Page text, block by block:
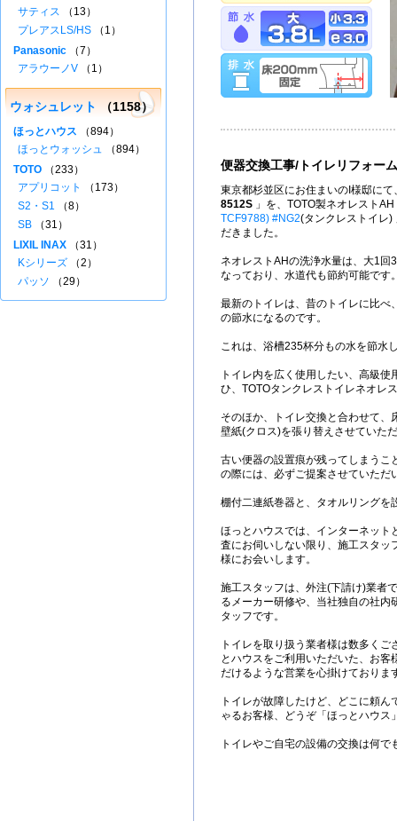
便器交換工事/トイレリフォーム
東京都杉並区にお住まいのI様邸に
8512S 」を、TOTO製ネオレストAH
TCF9788) #NG2(タンクレストイレ)
だきました。
ネオレストAHの洗浄水量は、大1回
なっており、水道代も節約可能です
最新のトイレは、昔のトイレに比べ
の節水になるのです。
これは、浴槽235杯分もの水を節水
トイレ内を広く使用したい、高級使
ひ、TOTOタンクレストイレネオレ
そのほか、トイレ交換と合わせて、
壁紙(クロス)を張り替えさせていた
古い便器の設置痕が残ってしまうこ
の際には、必ずご提案させていただ
棚付二連紙巻器と、タオルリングを
ほっとハウスでは、インターネット
査にお伺いしない限り、施工スタッ
様にお会いします。
施工スタッフは、外注(下請け)業者
るメーカー研修や、当社独自の社内
タッフです。
トイレを取り扱う業者様は数多く
とハウスをご利用いただいた、お客
だけるような営業を心掛けておりま
トイレが故障したけど、どこに頼
ゃるお客様、どうぞ「ほっとハウス
トイレやご自宅の設備の交換は何で
サティス （13）
プレアスLS/HS （1）
Panasonic （7）
アラウーノV （1）
ウォシュレット （1158）
ほっとハウス （894）
ほっとウォッシュ （894）
TOTO （233）
アプリコット
（173）
S2・S1 （8）
SB （31）
LIXIL INAX （31）
Kシリーズ （2）
パッソ （29）